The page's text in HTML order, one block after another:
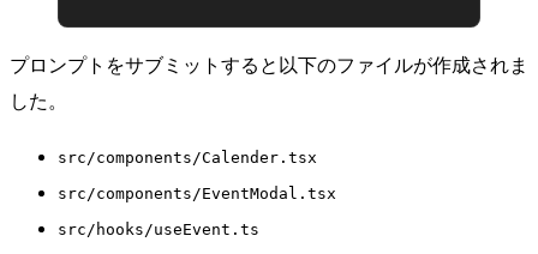
プロンプトをサブミットすると以下のファイルが作成されま
した。
src/components/Calender.tsx
src/components/EventModal.tsx
src/hooks/useEvent.ts